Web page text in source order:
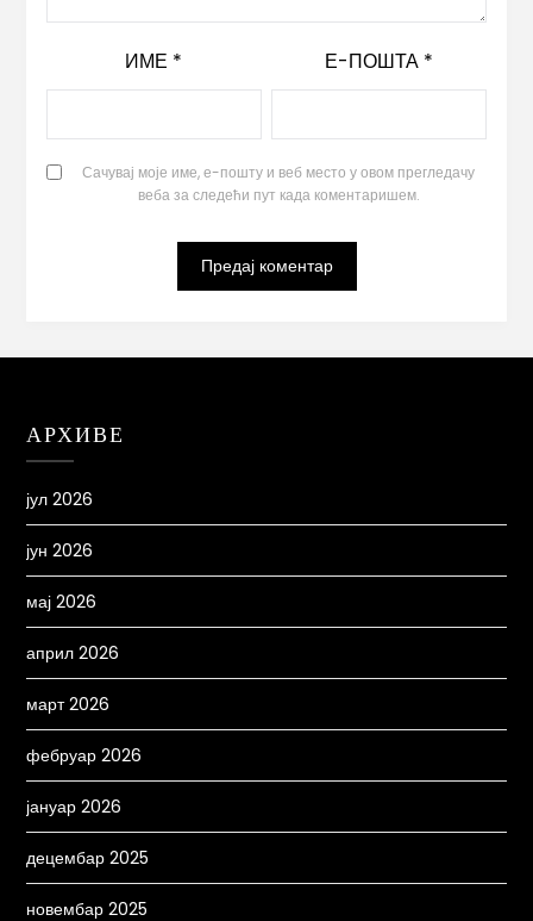
ИМЕ * Е-ПОШТА *
Сачувај моје име, е-пошту и веб место у овом прегледачу
веба за следећи пут када коментаришем.
АРХИВЕ
јул 2026
јун 2026
мај 2026
април 2026
март 2026
фебруар 2026
јануар 2026
децембар 2025
новембар 2025